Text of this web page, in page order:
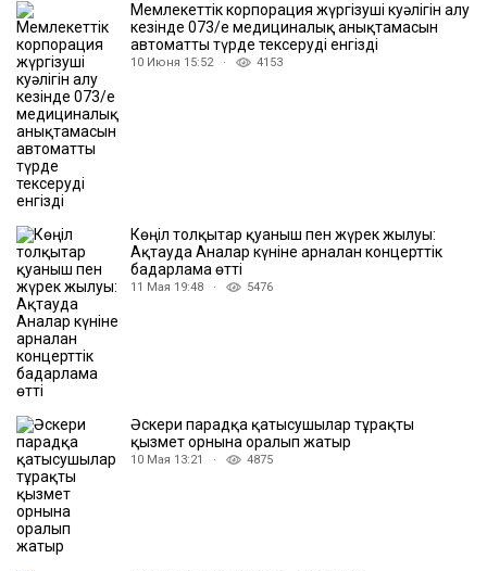
Мемлекеттік корпорация жүргізуші куәлігін алу
кезінде 073/е медициналық анықтамасын
автоматты түрде тексеруді енгізді
10 Июня 15:52 · 4153
Көңіл толқытар қуаныш пен жүрек жылуы:
Ақтауда Аналар күніне арналған концерттік
бағдарлама өтті
11 Мая 19:48 · 5476
Әскери парадқа қатысушылар тұрақты
қызмет орнына оралып жатыр
10 Мая 13:21 · 4875